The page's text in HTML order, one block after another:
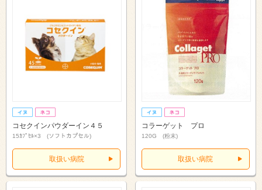
コセクインパウダーイン４５
15ｶﾌﾟｾﾙ×3 (ソフトカプセル)
取扱い病院
コラーゲット プロ
120G (粉末)
取扱い病院